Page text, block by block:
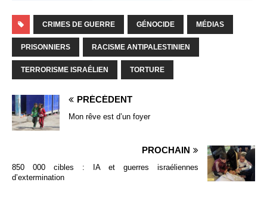
CRIMES DE GUERRE GÉNOCIDE MÉDIAS
PRISONNIERS RACISME ANTIPALESTINIEN
TERRORISME ISRAÉLIEN TORTURE
PRÉCÉDENT
Mon rêve est d’un foyer
PROCHAIN
850 000 cibles : IA et guerres israéliennes
d’extermination